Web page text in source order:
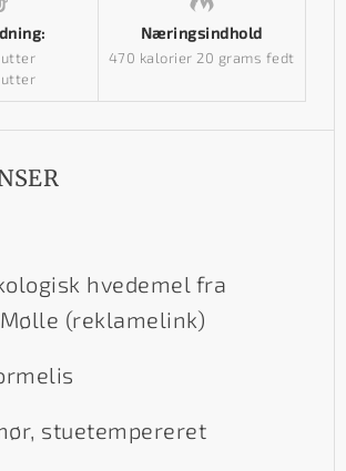
Næringsindhold
470 kalorier 20 grams fedt
hvedemel fra
(reklamelink)
stuetempereret